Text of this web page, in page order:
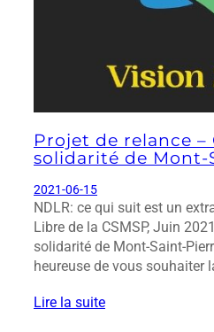
Projet de relance –
solidarité de Mont-
2021-06-15
NDLR: ce qui suit est un
Libre de la CSMSP, Juin
solidarité de Mont-Saint-
heureuse de vous souhaiter
Lire la suite